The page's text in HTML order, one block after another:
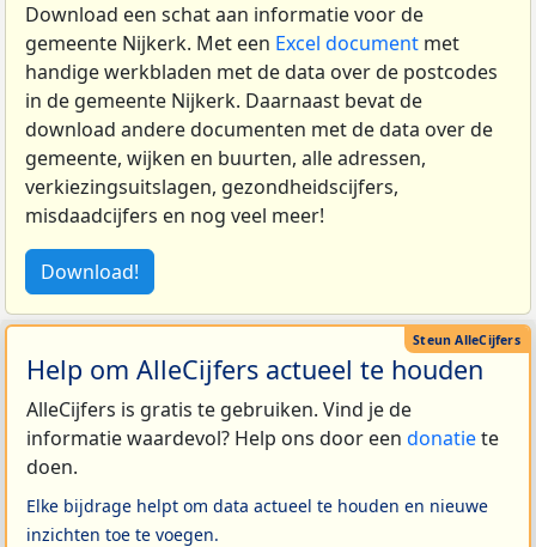
Download een schat aan informatie voor de
gemeente Nijkerk. Met een Excel document met
handige werkbladen met de data over de postcodes
in de gemeente Nijkerk. Daarnaast bevat de
download andere documenten met de data over de
gemeente, wijken en buurten, alle adressen,
verkiezingsuitslagen, gezondheidscijfers,
misdaadcijfers en nog veel meer!
Download!
Help om AlleCijfers actueel te houden
AlleCijfers is gratis te gebruiken. Vind je de
informatie waardevol? Help ons door een donatiete
doen.
Elke bijdrage helpt om data actueel te houden en nieuwe
inzichten toe te voegen.